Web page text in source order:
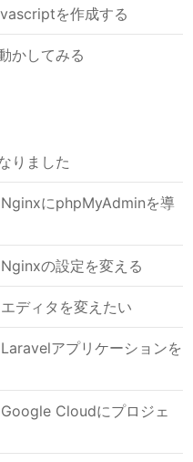
を作成する
かしてみる
りました
にphpMyAdminを導
の設定を変える
ディタを変えたい
アプリケーションを
Cloudにプロジェ